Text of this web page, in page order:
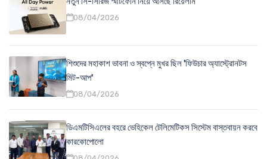
08/04/2026
শিশুদের মহাকাশ ভাবনা ও স্বপ্নে মুখর ছিল 'ফিউচার অ্যাস্ট্রোনটস
মিট-আপ'
08/04/2026
ডিএমটিসিএলের বহরে ভেহিকেল টেলিমেটিকস সিস্টেম বাস্তবায়ন করবে
কারকোপোলো